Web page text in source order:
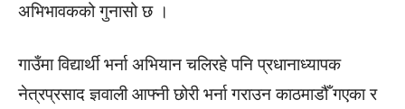
अभिभावकको गुनासो छ ।
गाउँमा विद्यार्थी भर्ना अभियान चलिरहे पनि प्रधानाध्यापक
नेत्रप्रसाद ज्ञवाली आफ्नी छोरी भर्ना गराउन काठमाडौँ गएका र